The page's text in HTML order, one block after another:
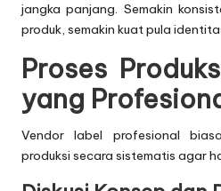
jangka panjang. Semakin
produk, semakin kuat pula
Proses
yang
Vendor label profesional
produksi secara sistematis agar